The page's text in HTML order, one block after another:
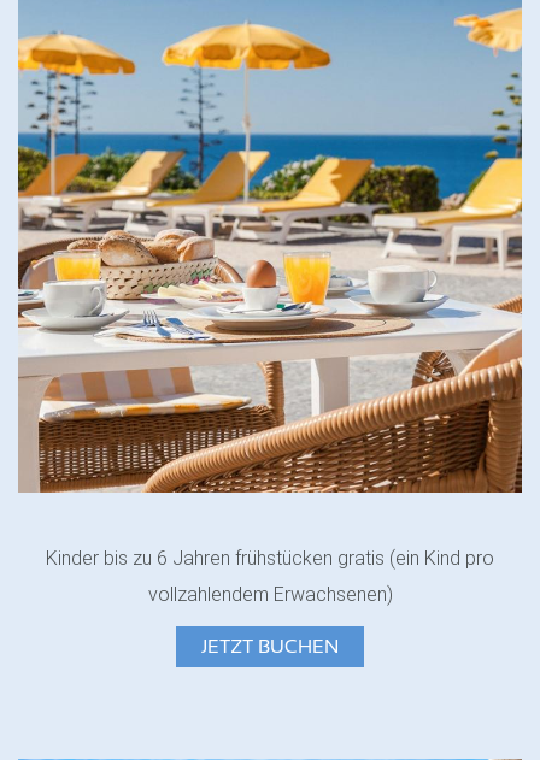
Kinder bis zu 6 Jahren frühstücken gratis (ein Kind pro
vollzahlendem Erwachsenen)
JETZT BUCHEN